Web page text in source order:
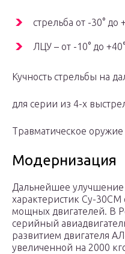
стрельба от -30° до
ЛЦУ – от -10° до
Кучность стрельбы на
для серии из 4-х
Травматическое
Модернизация
Дальнейшее улучшение
характеристик Су-30СМ
мощных двигателей. В
серийный
развитием двигателя
увеличенной на 2000